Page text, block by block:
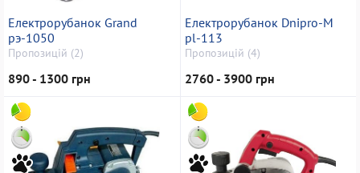
Електрорубанок Grand
рэ-1050
Пропозицій (2)
890 - 1300 грн
Електрорубанок Dnipro-M
pl-113
Пропозицій (4)
2760 - 3900 грн